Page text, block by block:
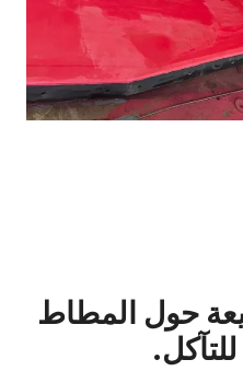
حول المطاط